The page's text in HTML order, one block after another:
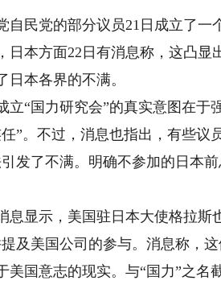
民党的部分议员21日成立了一
日本方面22日有消息称，这凸显
日本各界的不满。
“国力研究会”的真实意图在于
”。不过，消息也指出，有些议
发了不满。明确不参加的日本
显示，美国驻日本大使格拉斯
提及美国公司的参与。消息称，
美国意志的现实。与“国力”之名